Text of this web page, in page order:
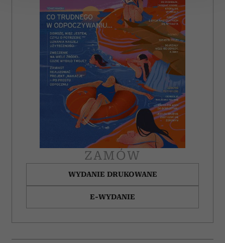
Wykorzystujemy pliki cookie do spersonalizowania treści
i reklam, aby oferować funkcje społecznościowe i
analizować ruch w naszej witrynie. Informacje o tym, jak
korzystasz z naszej witryny, udostępniamy partnerom
społecznościowym, reklamowym i analitycznym.
Partnerzy mogą połączyć te informacje z innymi danymi
otrzymanymi od Ciebie lub uzyskanymi podczas
korzystania z ich usług.
ZAMÓW
WYDANIE DRUKOWANE
E-WYDANIE